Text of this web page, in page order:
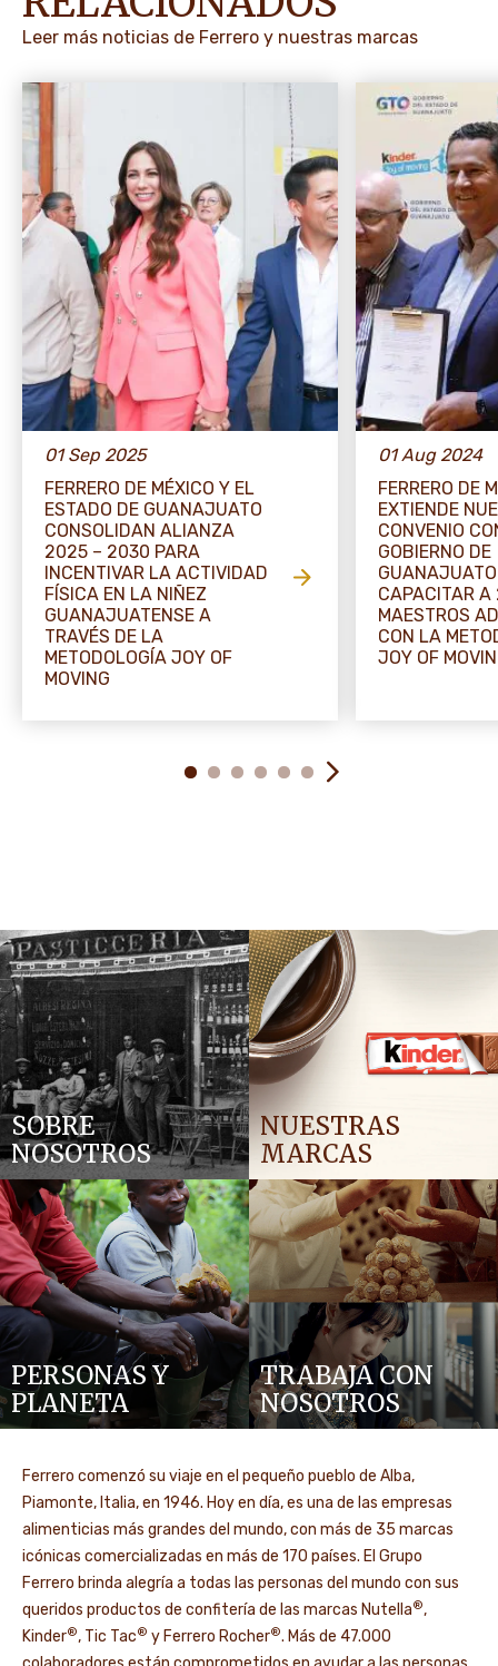
Leer más noticias de Ferrero y nuestras marcas
01 Sep 2025
FERRERO DE MÉXICO Y EL
ESTADO DE GUANAJUATO
CONSOLIDAN ALIANZA
2025 – 2030 PARA
INCENTIVAR LA ACTIVIDAD
FÍSICA EN LA NIÑEZ
GUANAJUATENSE A
TRAVÉS DE LA
METODOLOGÍA JOY OF
MOVING
01 Aug 2024
FERRERO DE
EXTIENDE
CONVENIO
GOBIERNO DE
CAPACITAR
MAESTROS
CON LA
JOY OF
SOBRE
NOSOTROS
NUESTRAS
MARCAS
PERSONAS Y
PLANETA
TRABAJA CON
NOSOTROS
Ferrero comenzó su viaje en el pequeño pueblo de Alba,
Piamonte, Italia, en 1946. Hoy en día, es una de las empresas
alimenticias más grandes del mundo, con más de 35 marcas
icónicas comercializadas en más de 170 países. El Grupo
Ferrero brinda alegría a todas las personas del mundo con sus
queridos productos de confitería de las marcas Nutella®,
Kinder®, Tic Tac® y Ferrero Rocher®. Más de 47.000